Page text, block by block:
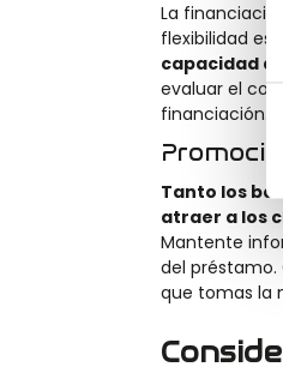
La
flexibilidad es
capacidad de
evaluar el
financiación.
Tanto los
atraer a los
Mantente
del
que tomas la